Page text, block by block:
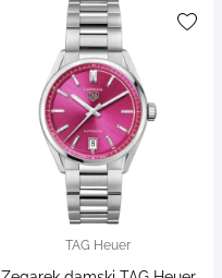
TAG Heuer